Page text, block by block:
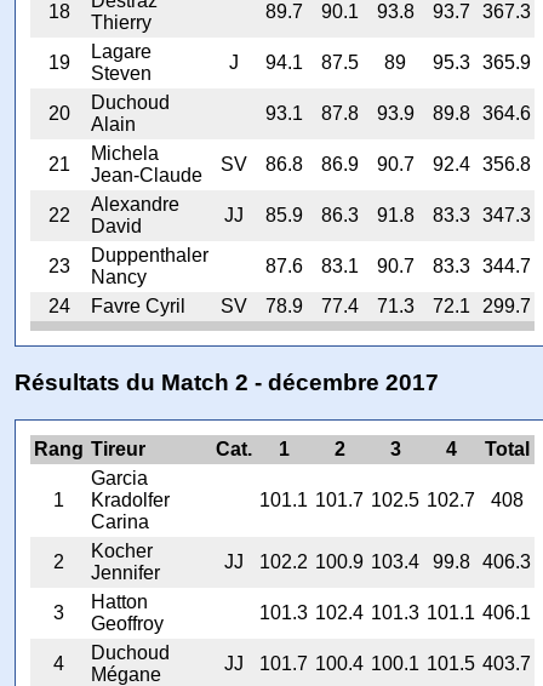
18
Thierry
89.7 90.1 93.8 93.7 367.3
19
Lagare
Steven
J 94.1 87.5 89 95.3 365.9
20
Duchoud
Alain
93.1 87.8 93.9 89.8 364.6
21
Michela
Jean-Claude
SV 86.8 86.9 90.7 92.4 356.8
22
Alexandre
David
JJ 85.9 86.3 91.8 83.3 347.3
23
Duppenthaler
Nancy
87.6 83.1 90.7 83.3
344.7
24
Favre Cyril SV 78.9 77.4 71.3 72.1 299.7
Résultats du Match 2 - décembre 2017
Rang Tireur Cat. 1 2 3 4 Total
1
Garcia
Kradolfer
Carina
101.1 101.7 102.5 102.7 408
2
Kocher
Jennifer
JJ 102.2 100.9 103.4 99.8 406.3
3
Hatton
Geoffroy
101.3 102.4 101.3 101.1 406.1
4
Duchoud
Mégane
JJ 101.7 100.4 100.1 101.5 403.7